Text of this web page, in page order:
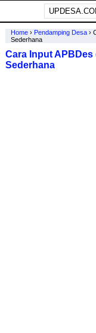
Home› Pendamping Desa›
Sederhana
Cara Input
Sederhana